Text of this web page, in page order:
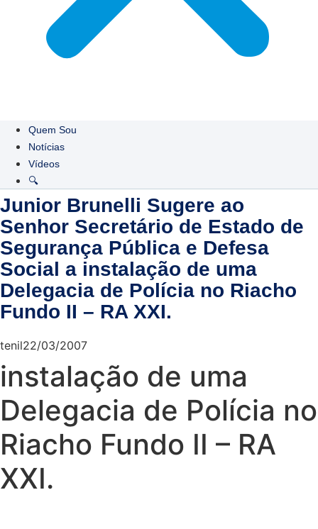
Quem Sou
Notícias
Vídeos
🔍
Junior Brunelli Sugere ao
Senhor Secretário de Estado de
Segurança Pública e Defesa
Social a instalação de uma
Delegacia de Polícia no Riacho
Fundo II – RA XXI.
tenil22/03/2007
instalação de uma
Delegacia de Polícia no
Riacho Fundo II – RA
XXI.